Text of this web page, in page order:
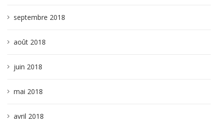
septembre 2018
août 2018
juin 2018
mai 2018
avril 2018